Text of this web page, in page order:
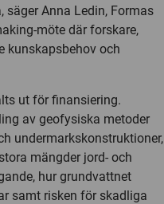
Anna Ledin, Formas
möte där forskare,
kunskapsbehov och
ut för finansiering.
av geofysiska metoder
undermarkskonstruktioner,
mängder jord- och
hur grundvattnet
samt risken för skadliga